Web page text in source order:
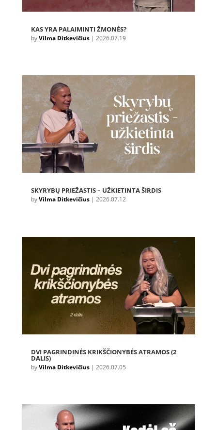
KAS YRA PALAIMINTI ŽMONĖS?
byVilma Ditkevičius| 2026.07.19
SKYRYBŲ PRIEŽASTIS – UŽKIETINTA ŠIRDIS
byVilma Ditkevičius| 2026.07.12
DVI PAGRINDINĖS KRIKŠČIONYBĖS ATRAMOS (2
DALIS)
byVilma Ditkevičius| 2026.07.05